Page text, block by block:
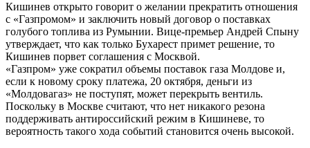
Кишинев открыто говорит о желании прекратить отношения
с «Газпромом» и заключить новый договор о поставках
голубого топлива из Румынии. Вице-премьер Андрей Спыну
утверждает, что как только Бухарест примет решение, то
Кишинев порвет соглашения с Москвой.
«Газпром» уже сократил объемы поставок газа Молдове и,
если к новому сроку платежа, 20 октября, деньги из
«Молдовагаз» не поступят, может перекрыть вентиль.
Поскольку в Москве считают, что нет никакого резона
поддерживать антироссийский режим в Кишиневе, то
вероятность такого хода событий становится очень высокой.